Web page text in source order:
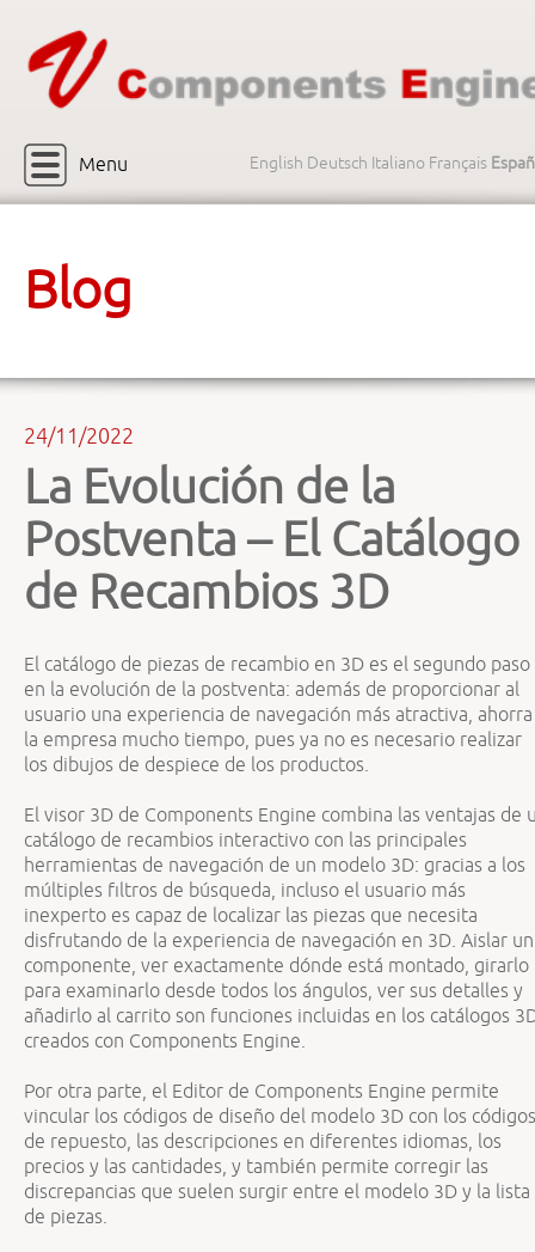
Menu English Deutsch Italiano Français
Blog
24/11/2022
La Evolución de la
Postventa – El Catálogo
de Recambios 3D
El catálogo de piezas de recambio en 3D es el segundo paso
en la evolución de la postventa: además de proporcionar al
usuario una experiencia de navegación más atractiva,
la empresa mucho tiempo, pues ya no es necesario realizar
los dibujos de despiece de los productos.
El visor 3D de Components Engine combina las ventajas de
catálogo de recambios interactivo con las principales
herramientas de navegación de un modelo 3D: gracias a los
múltiples filtros de búsqueda, incluso el usuario más
inexperto es capaz de localizar las piezas que necesita
disfrutando de la experiencia de navegación en 3D. Aislar un
componente, ver exactamente dónde está montado, girarlo
para examinarlo desde todos los ángulos, ver sus detalles y
añadirlo al carrito son funciones incluidas en los catálogos
creados con Components Engine.
Por otra parte, el Editor de Components Engine permite
vincular los códigos de diseño del modelo 3D con los códigos
de repuesto, las descripciones en diferentes idiomas, los
precios y las cantidades, y también permite corregir las
discrepancias que suelen surgir entre el modelo 3D y la lista
de piezas.